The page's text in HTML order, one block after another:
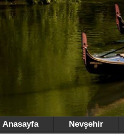
Anasayfa Nevşehir